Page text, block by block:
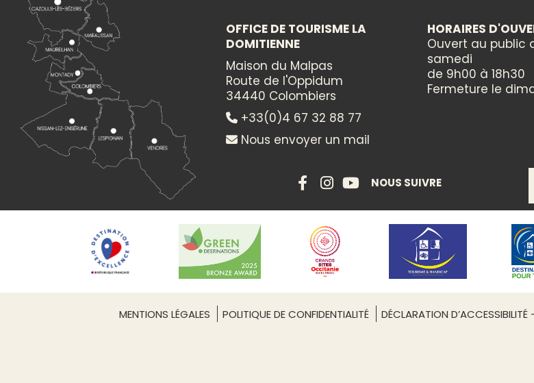
Itinéraire vers
LA CLÉ DORÉE
OFFICE DE TOURISME LA
DOMITIENNE
Maison du Malpas
Route de l'Oppidum
34440 Colombiers
+33(0)4 67 32 88 77
Nous envoyer un mail
HORAIRES
Ouvert au public
samedi
de 9h00 à 18h30
Fermeture le
NOUS SUIVRE
MENTIONS LÉGALES POLITIQUE DE CONFIDENTIALITÉ DÉCLARATION